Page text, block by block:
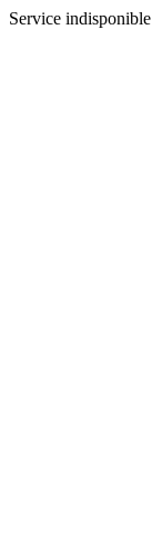
Service indisponible